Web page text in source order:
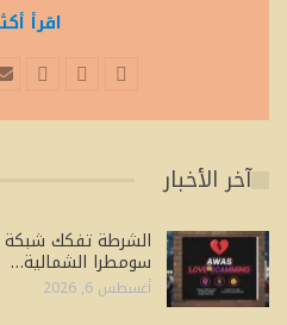
اقرأ
آخر الأخبار
الشرطة تفكك شبكة
سومطرا الشمالية…
أغسطس 6, 2026